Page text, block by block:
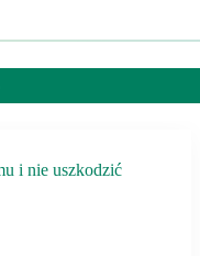
i nie uszkodzić